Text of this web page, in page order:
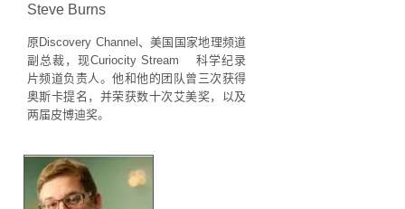
Steve Burns
原Discovery Channel、美国国家地理频道
副总裁，现Curiocity Stream 科学纪录
片频道负责人。他和他的团队曾三次获得
奥斯卡提名，并荣获数十次艾美奖，以及
两届皮博迪奖。